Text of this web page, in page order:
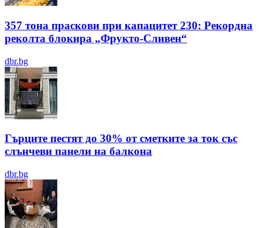
357 тона праскови при капацитет 230: Рекордна
реколта блокира „Фрукто-Сливен“
dbr.bg
Гърците пестят до 30% от сметките за ток със
слънчеви панели на балкона
dbr.bg